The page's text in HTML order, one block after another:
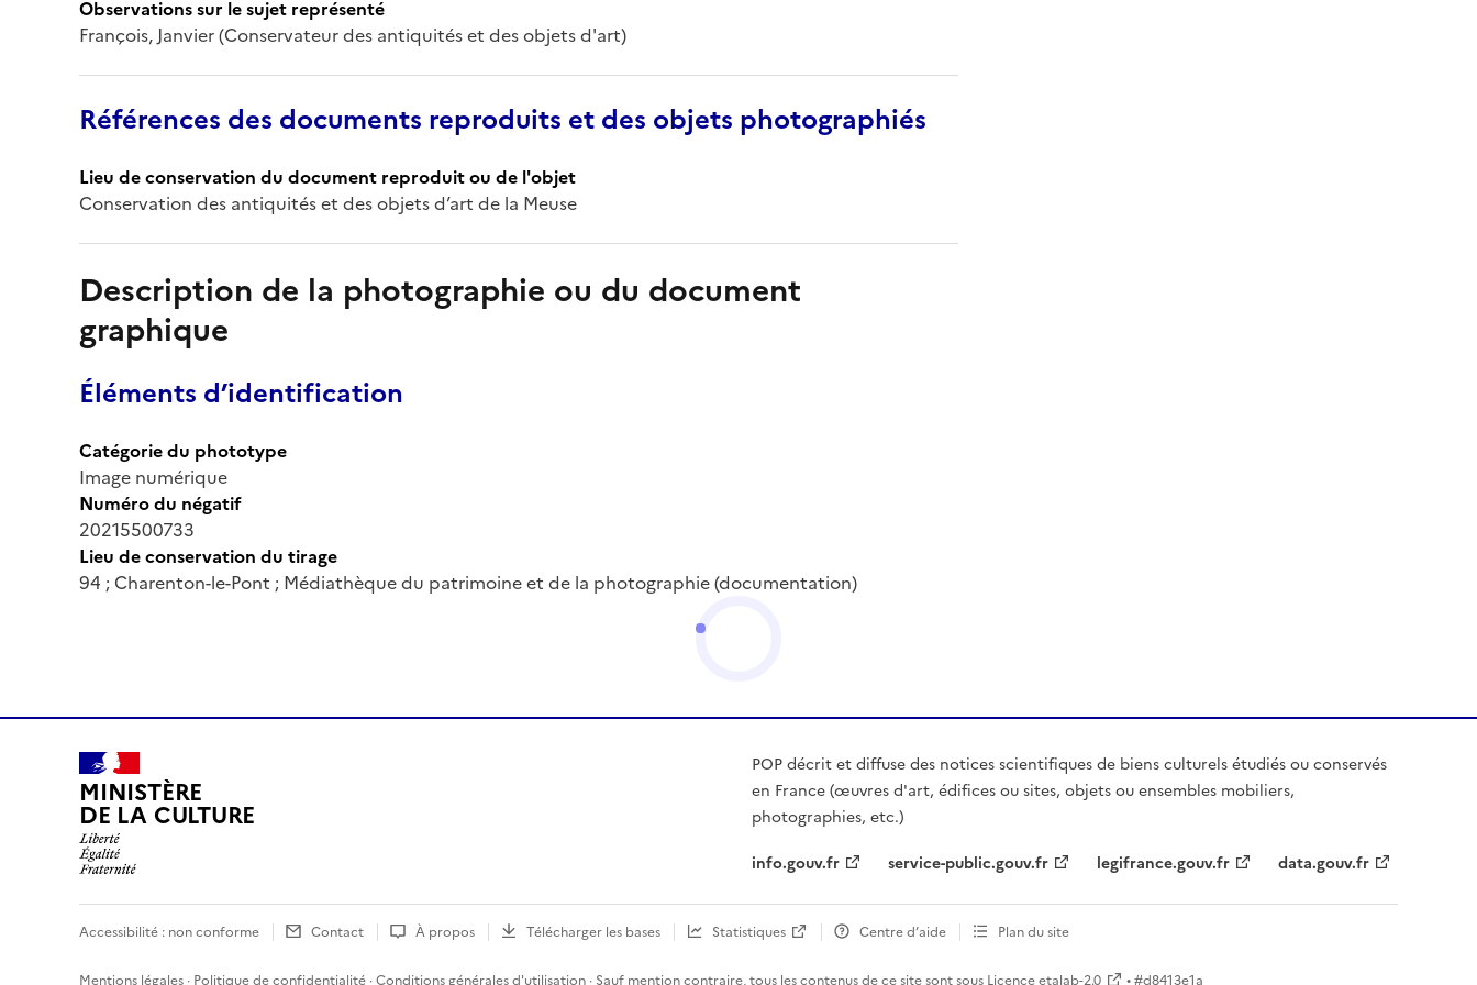
Observations sur le sujet représenté
François, Janvier (Conservateur des antiquités et des objets d'art)
Références des documents reproduits et des objets photographiés
Lieu de conservation du document reproduit ou de l'objet
Conservation des antiquités et des objets d’art de la Meuse
Description de la photographie ou du document
graphique
Éléments d’identification
Catégorie du phototype
Image numérique
Numéro du négatif
20215500733
Lieu de conservation du tirage
94 ; Charenton-le-Pont ; Médiathèque du patrimoine et de la photographie (documentation)
MINISTÈRE
DE LA CULTURE
POP décrit et diffuse des notices scientifiques de biens culturels étudiés ou conservés
en France (œuvres d'art, édifices ou sites, objets ou ensembles mobiliers,
photographies, etc.)
info.gouv.fr
service-public.gouv.fr legifrance.gouv.fr data.gouv.fr
Accessibilité : non conforme Contact À propos Télécharger les bases Statistiques Centre d’aide Plan du site
Mentions légales · Politique de confidentialité ·Conditions générales d'utilisation · Sauf mention contraire, tous les contenus de ce site sont sous Licence etalab-2.0 • #d8413e1a